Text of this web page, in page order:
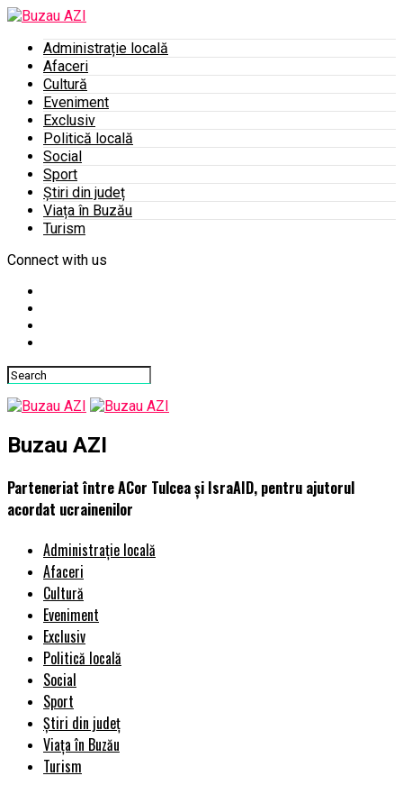
Administrație locală
Afaceri
Cultură
Eveniment
Exclusiv
Politică locală
Social
Sport
Știri din județ
Viața în Buzău
Turism
Connect with us
Buzau AZI
Parteneriat între ACor Tulcea și IsraAID, pentru ajutorul
acordat ucrainenilor
Administrație locală
Afaceri
Cultură
Eveniment
Exclusiv
Politică locală
Social
Sport
Știri din județ
Viața în Buzău
Turism